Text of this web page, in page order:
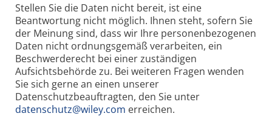
Stellen Sie die Daten nicht bereit, ist eine
Beantwortung nicht möglich. Ihnen steht, sofern Sie
der Meinung sind, dass wir Ihre personenbezogenen
Daten nicht ordnungsgemäß verarbeiten, ein
Beschwerderecht bei einer zuständigen
Aufsichtsbehörde zu. Bei weiteren Fragen wenden
Sie sich gerne an einen unserer
Datenschutzbeauftragten, den Sie unter
datenschutz@wiley.com erreichen.